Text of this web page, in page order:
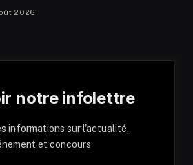
2026
notre infolettre
informations sur l'actualité,
et concours